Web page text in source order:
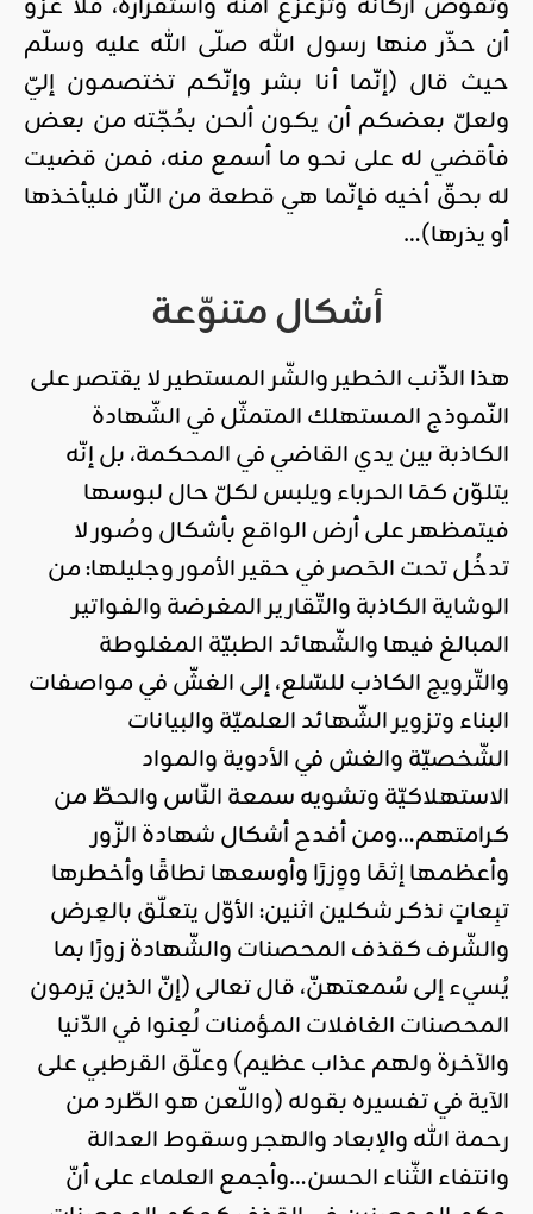
أن حذّر منها رسول الله صلّى الله عليه وسلّم
حيث قال (إنّما أنا بشر وإنّكم تختصمون إليّ
ولعلّ بعضكم أن يكون ألحن بحُجّته من بعض
فأقضي له على نحو ما أسمع منه، فمن قضيت
له بحقّ أخيه فإنّما هي قطعة من النّار فليأخذها
أو يذرها)…
أشكال متنوّعة
هذا الذّنب الخطير والشّر المستطير لا يقتصر على
النّموذج المستهلك المتمثّل في الشّهادة
الكاذبة بين يدي القاضي في المحكمة، بل إنّه
يتلوّن كمَا الحرباء ويلبس لكلّ حال لبوسها
فيتمظهر على أرض الواقع بأشكال وصُور لا
تدخُل تحت الحَصر في حقير الأمور وجليلها: من
الوشاية الكاذبة والتّقارير المغرضة والفواتير
المبالغ فيها والشّهائد الطبيّة المغلوطة
والتّرويج الكاذب للسّلع، إلى الغشّ في مواصفات
البناء وتزوير الشّهائد العلميّة والبيانات
الشّخصيّة والغش في الأدوية والمواد
الاستهلاكيّة وتشويه سمعة النّاس والحطّ من
كرامتهم…ومن أفدح أشكال شهادة الزّور
وأعظمها إثمًا ووِزرًا وأوسعها نطاقًا وأخطرها
تبِعاتٍ نذكر شكلين اثنين: الأوّل يتعلّق بالعِرض
والشّرف كقذف المحصنات والشّهادة زورًا بما
يُسيء إلى سُمعتهنّ، قال تعالى (إنّ الذين يَرمون
المحصنات الغافلات المؤمنات لُعِنوا في الدّنيا
والآخرة ولهم عذاب عظيم) وعلّق القرطبي على
الآية في تفسيره بقوله (واللّعن هو الطّرد من
رحمة الله والإبعاد والهجر وسقوط العدالة
وانتفاء الثّناء الحسن…وأجمع العلماء على أنّ